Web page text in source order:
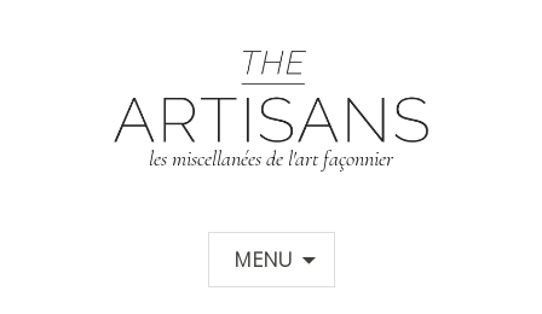
les miscellanées de l'art façonnier
MENU